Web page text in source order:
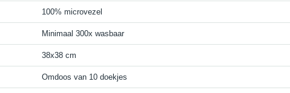
100% microvezel
Minimaal 300x wasbaar
38x38 cm
Omdoos van 10 doekjes